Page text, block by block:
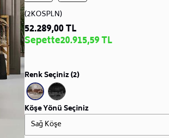
(2KOSPLN)
52.289,00 TL
Sepette20.915,59 TL
Renk Seçiniz (2)
Köşe Yönü Seçiniz
Sağ Köşe